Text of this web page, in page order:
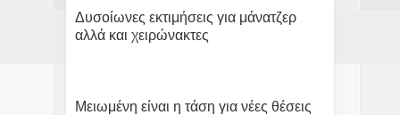
Δυσοίωνες εκτιμήσεις για μάνατζερ
αλλά και χειρώνακτες
Μειωμένη είναι η τάση για νέες θέσεις